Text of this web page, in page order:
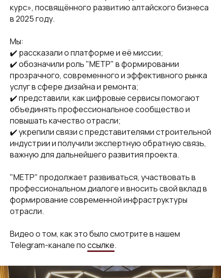
курс», посвящённого развитию алтайского бизнеса
в 2025 году.
Мы:
✔️ рассказали о платформе и её миссии;
✔️ обозначили роль "МЕТР" в формировании
прозрачного, современного и эффективного рынка
услуг в сфере дизайна и ремонта;
✔️ представили, как цифровые сервисы помогают
объединять профессиональное сообщество и
повышать качество отрасли;
✔️ укрепили связи с представителями строительной
индустрии и получили экспертную обратную связь,
важную для дальнейшего развития проекта.
"МЕТР" продолжает развиваться, участвовать в
профессиональном диалоге и вносить свой вклад в
формирование современной инфраструктуры
отрасли.
Видео о том, как это было смотрите в нашем
Telegram-канале поссылке.